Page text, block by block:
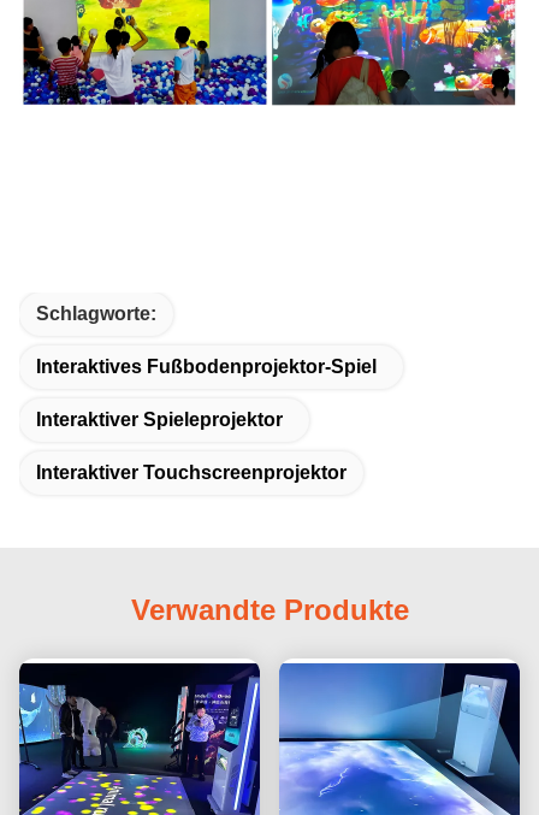
Schlagworte:
Interaktives Fußbodenprojektor-Spiel
Interaktiver Spieleprojektor
Interaktiver Touchscreenprojektor
Verwandte Produkte